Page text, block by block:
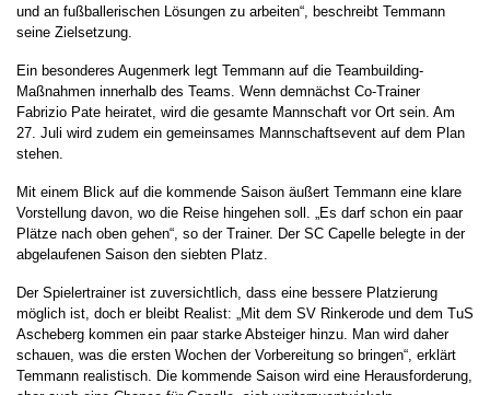
und an fußballerischen Lösungen zu arbeiten“, beschreibt Temmann
seine Zielsetzung.
Ein besonderes Augenmerk legt Temmann auf die Teambuilding-
Maßnahmen innerhalb des Teams. Wenn demnächst Co-Trainer
Fabrizio Pate heiratet, wird die gesamte Mannschaft vor Ort sein. Am
27. Juli wird zudem ein gemeinsames Mannschaftsevent auf dem Plan
stehen.
Mit einem Blick auf die kommende Saison äußert Temmann eine klare
Vorstellung davon, wo die Reise hingehen soll. „Es darf schon ein paar
Plätze nach oben gehen“, so der Trainer. Der SC Capelle belegte in der
abgelaufenen Saison den siebten Platz.
Der Spielertrainer ist zuversichtlich, dass eine bessere Platzierung
möglich ist, doch er bleibt Realist: „Mit dem SV Rinkerode und dem TuS
Ascheberg kommen ein paar starke Absteiger hinzu. Man wird daher
schauen, was die ersten Wochen der Vorbereitung so bringen“, erklärt
Temmann realistisch. Die kommende Saison wird eine Herausforderung,